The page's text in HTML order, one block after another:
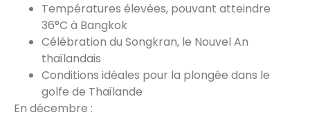
Températures élevées, pouvant atteindre
36°C à Bangkok
Célébration du Songkran, le Nouvel An
thaïlandais
Conditions idéales pour la plongée dans le
golfe de Thaïlande
En décembre :